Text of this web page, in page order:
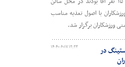
با اصول تغذیه مناسب
ورزشکاران برگزار شد.
۱۴۰۴-۰۶-۱۷ ۱۲:۲۳
در